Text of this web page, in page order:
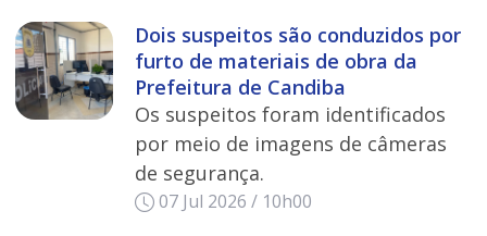
Dois suspeitos são conduzidos por
furto de materiais de obra da
Prefeitura de Candiba
Os suspeitos foram identificados
por meio de imagens de câmeras
de segurança.
07 Jul 2026 / 10h00